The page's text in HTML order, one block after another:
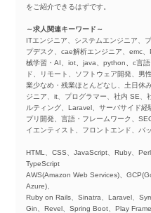
をご紹介できるはずです。
～求人関連キーワード～
ITエンジニア、システムエンジニア、
プデスク、cae解析エンジニア、emc
械学習・AI、iot、java、python、c言
ド、リモート、ソフトウェア開発、男
業少なめ・残業ほとんどなし、土日休
ジニア、it、プログラマー、社内 SE
ルティング、Laravel、サーバサイド
プリ開発、言語・フレームワーク、
イエンティスト、フロントエンド、バ
HTML、CSS、JavaScript、Ruby、
TypeScript
AWS(Amazon Web Services)、
Azure)、
Ruby on Rails、Sinatra、Laravel、
Gin、Revel、Spring Boot、Play